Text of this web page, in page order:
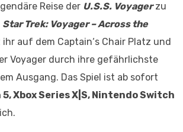
Reise der U.S.S. Voyagerzu
Star Trek: Voyager – Across the
auf dem Captain‘s Chair Platz und
Voyager durch ihre gefährlichste
Ausgang. Das Spiel ist ab sofort
Xbox Series X|S, Nintendo Switch